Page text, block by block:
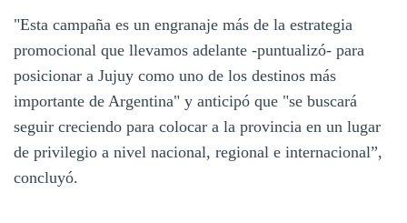
"Esta campaña es un engranaje más de la estrategia
promocional que llevamos adelante -puntualizó- para
posicionar a Jujuy como uno de los destinos más
importante de Argentina" y anticipó que "se buscará
seguir creciendo para colocar a la provincia en un lugar
de privilegio a nivel nacional, regional e internacional”,
concluyó.